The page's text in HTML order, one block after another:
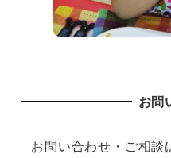
お問
お問い合わせ・ご相談